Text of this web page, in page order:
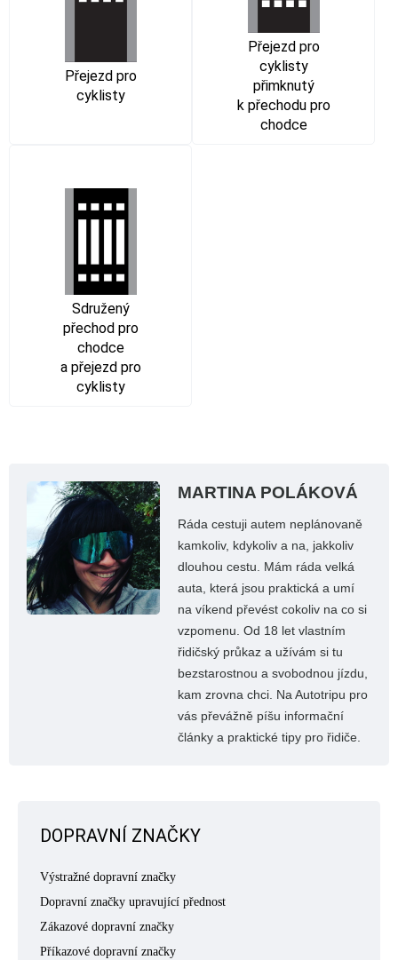
Přejezd pro
cyklisty
Přejezd pro
cyklisty
přimknutý
k přechodu pro
chodce
Sdružený
přechod pro
chodce
a přejezd pro
cyklisty
MARTINA POLÁKOVÁ
Ráda cestuji autem neplánovaně
kamkoliv, kdykoliv a na, jakkoliv
dlouhou cestu. Mám ráda velká
auta, která jsou praktická a umí
na víkend převést cokoliv na co si
vzpomenu. Od 18 let vlastním
řidičský průkaz a užívám si tu
bezstarostnou a svobodnou jízdu,
kam zrovna chci. Na Autotripu pro
vás převážně píšu informační
články a praktické tipy pro řidiče.
DOPRAVNÍ ZNAČKY
Výstražné dopravní značky
Dopravní značky upravující přednost
Zákazové dopravní značky
Příkazové dopravní značky